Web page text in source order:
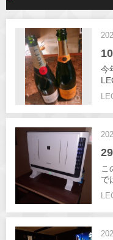
今
の
ま
ビ
お
こ
で
し
と
ス
皆